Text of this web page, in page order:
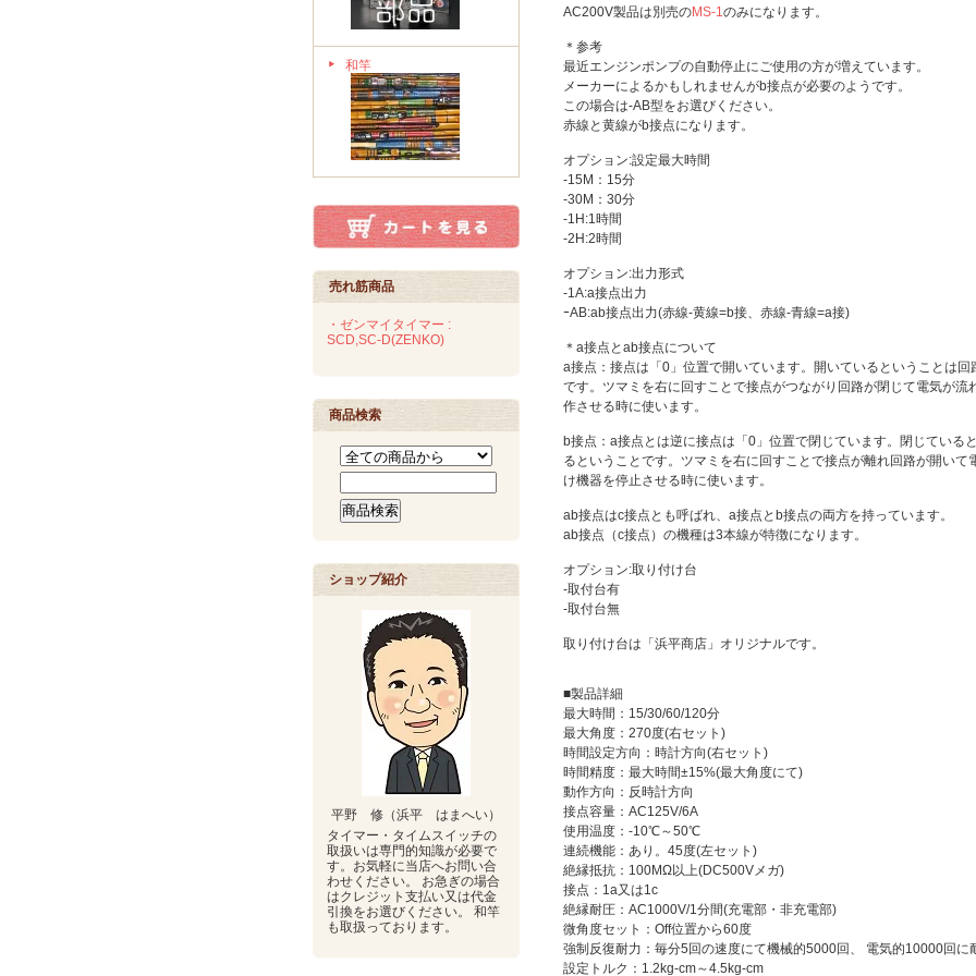
和竿
売れ筋商品
・ゼンマイタイマー :
SCD,SC-D(ZENKO)
商品検索
ショップ紹介
平野 修（浜平 はまへい）
タイマー・タイムスイッチの
取扱いは専門的知識が必要で
す。お気軽に当店へお問い合
わせください。 お急ぎの場合
はクレジット支払い又は代金
引換をお選びください。 和竿
も取扱っております。
AC200V製品は別売のMS-1のみになります。
＊参考
最近エンジンポンプの自動停止にご使用の方が増えています。
メーカーによるかもしれませんがb接点が必要のようです。
この場合は-AB型をお選びください。
赤線と黄線がb接点になります。
オプション:設定最大時間
-15M：15分
-30M：30分
-1H:1時間
-2H:2時間
オプション:出力形式
-1A:a接点出力
ｰAB:ab接点出力(赤線-黄線=b接、赤線-青線=a接)
＊a接点とab接点について
a接点：接点は「0」位置で開いています。開いているということは回
です。ツマミを右に回すことで接点がつながり回路が閉じて電気が流
作させる時に使います。
b接点：a接点とは逆に接点は「0」位置で閉じています。閉じている
るということです。ツマミを右に回すことで接点が離れ回路が開いて
け機器を停止させる時に使います。
ab接点はc接点とも呼ばれ、a接点とb接点の両方を持っています。
ab接点（c接点）の機種は3本線が特徴になります。
オプション:取り付け台
-取付台有
-取付台無
取り付け台は「浜平商店」オリジナルです。
■製品詳細
最大時間：15/30/60/120分
最大角度：270度(右セット)
時間設定方向：時計方向(右セット)
時間精度：最大時間±15%(最大角度にて)
動作方向：反時計方向
接点容量：AC125V/6A
使用温度：-10℃～50℃
連続機能：あり。45度(左セット)
絶縁抵抗：100MΩ以上(DC500Vメガ)
接点：1a又は1c
絶縁耐圧：AC1000V/1分間(充電部・非充電部)
微角度セット：Off位置から60度
強制反復耐力：毎分5回の速度にて機械的5000回、 電気的10000回に
設定トルク：1.2kg-cm～4.5kg-cm